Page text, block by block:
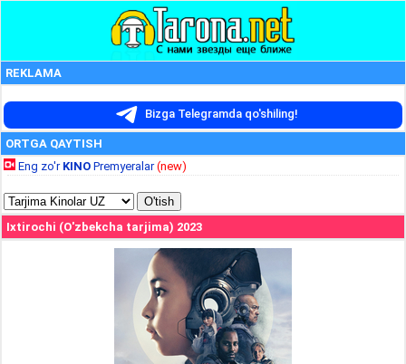
REKLAMA
Bizga Telegramda qo'shiling!
ORTGA QAYTISH
Eng zo'r KINO Premyeralar(new)
Ixtirochi (O'zbekcha tarjima) 2023